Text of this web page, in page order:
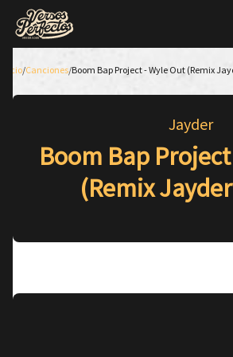
Inicio/Canciones/Boom Bap Project - Wyle Out (Remix
Jayder
Boom Bap
(Remix